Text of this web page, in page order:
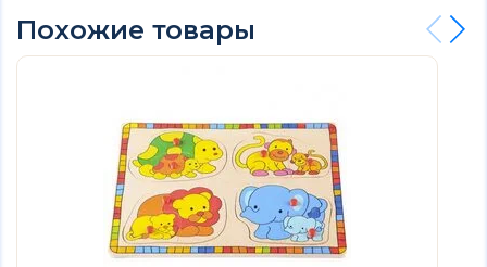
Похожие товары